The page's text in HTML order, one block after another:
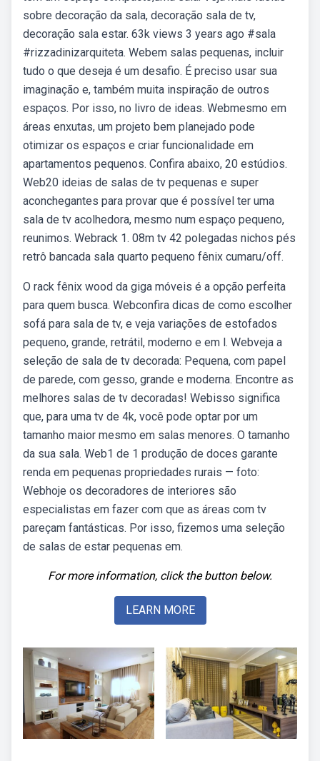
sobre decoração da sala, decoração sala de tv,
decoração sala estar. 63k views 3 years ago #sala
#rizzadinizarquiteta. Webem salas pequenas, incluir
tudo o que deseja é um desafio. É preciso usar sua
imaginação e, também muita inspiração de outros
espaços. Por isso, no livro de ideas. Webmesmo em
áreas enxutas, um projeto bem planejado pode
otimizar os espaços e criar funcionalidade em
apartamentos pequenos. Confira abaixo, 20 estúdios.
Web20 ideias de salas de tv pequenas e super
aconchegantes para provar que é possível ter uma
sala de tv acolhedora, mesmo num espaço pequeno,
reunimos. Webrack 1. 08m tv 42 polegadas nichos pés
retrô bancada sala quarto pequeno fênix cumaru/off.
O rack fênix wood da giga móveis é a opção perfeita
para quem busca. Webconfira dicas de como escolher
sofá para sala de tv, e veja variações de estofados
pequeno, grande, retrátil, moderno e em l. Webveja a
seleção de sala de tv decorada: Pequena, com papel
de parede, com gesso, grande e moderna. Encontre as
melhores salas de tv decoradas! Webisso significa
que, para uma tv de 4k, você pode optar por um
tamanho maior mesmo em salas menores. O tamanho
da sua sala. Web1 de 1 produção de doces garante
renda em pequenas propriedades rurais — foto:
Webhoje os decoradores de interiores são
especialistas em fazer com que as áreas com tv
pareçam fantásticas. Por isso, fizemos uma seleção
de salas de estar pequenas em.
For more information, click the button below.
LEARN MORE